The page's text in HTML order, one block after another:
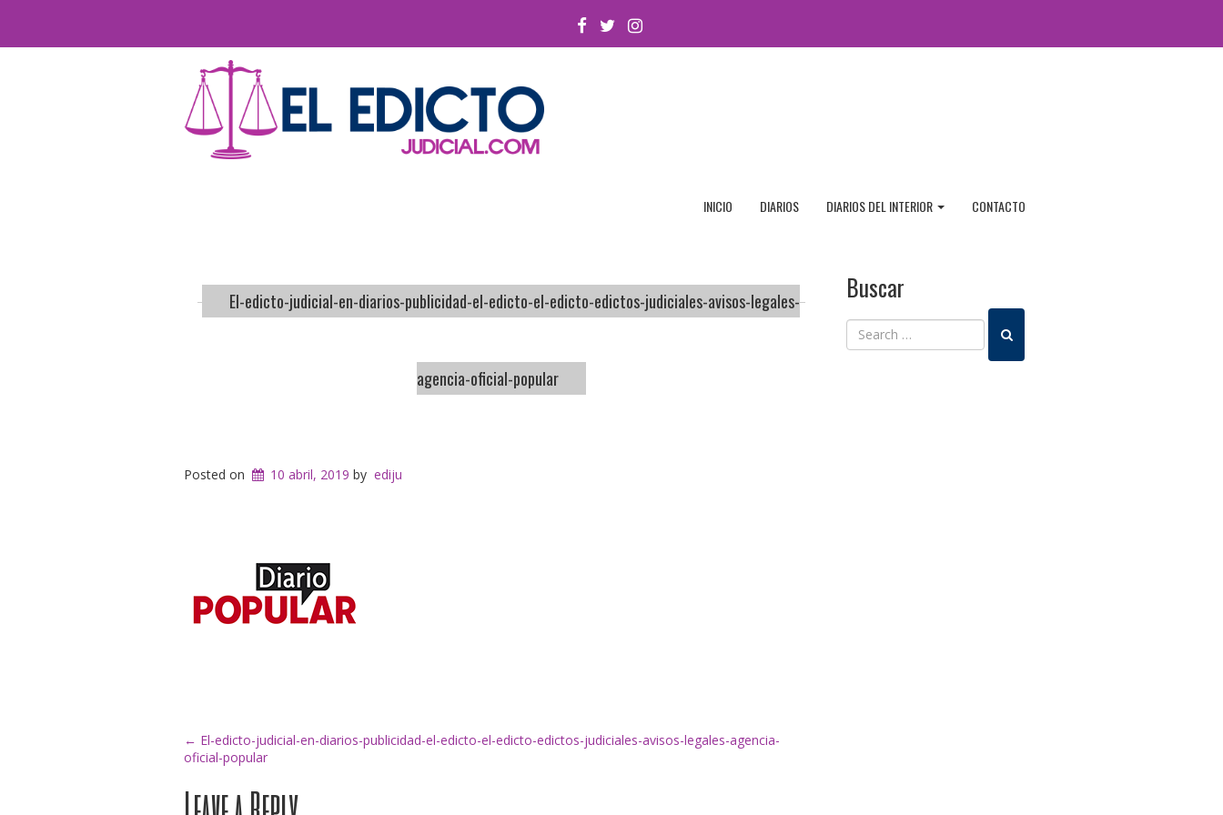
FACEBOOK
TWITTERINSTAGRAM
INICIO DIARIOS DIARIOS DEL INTERIOR CONTACTO
El-edicto-judicial-en-diarios-publicidad-el-edicto-el-edicto-edictos-judiciales-avisos-legales-
agencia-oficial-popular
Posted on 10 abril, 2019 by ediju
Post
← El-edicto-judicial-en-diarios-publicidad-el-edicto-el-edicto-edictos-judiciales-avisos-legales-agencia-
oficial-popular
Buscar